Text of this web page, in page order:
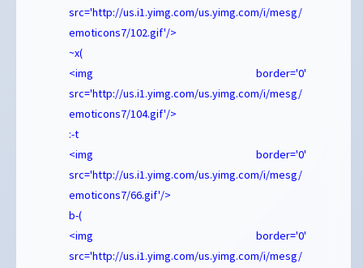
src='http://us.i1.yimg.com/us.yimg.com/i/mesg/
emoticons7/102.gif'/>
~x(
<img border='0'
src='http://us.i1.yimg.com/us.yimg.com/i/mesg/
emoticons7/104.gif'/>
:-t
<img border='0'
src='http://us.i1.yimg.com/us.yimg.com/i/mesg/
emoticons7/66.gif'/>
b-(
<img border='0'
src='http://us.i1.yimg.com/us.yimg.com/i/mesg/